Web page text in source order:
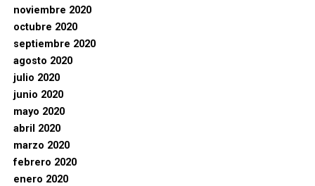
noviembre 2020
octubre 2020
septiembre 2020
agosto 2020
julio 2020
junio 2020
mayo 2020
abril 2020
marzo 2020
febrero 2020
enero 2020